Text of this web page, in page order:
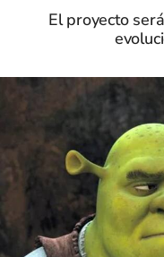
El proyecto